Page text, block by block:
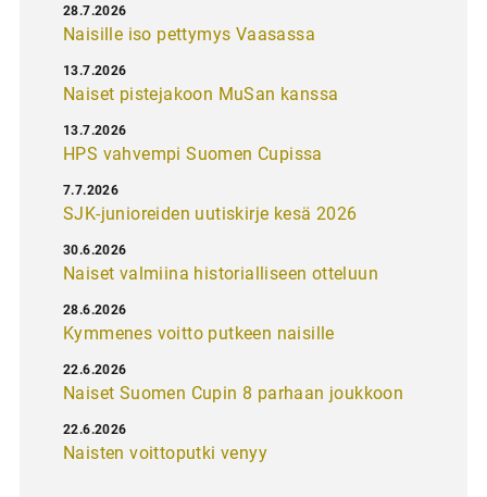
Naisille iso pettymys Vaasassa
28.7.2026
Naiset pistejakoon MuSan kanssa
13.7.2026
HPS vahvempi Suomen Cupissa
13.7.2026
SJK-junioreiden uutiskirje kesä 2026
7.7.2026
Naiset valmiina historialliseen otteluun
30.6.2026
Kymmenes voitto putkeen naisille
28.6.2026
Naiset Suomen Cupin 8 parhaan joukkoon
22.6.2026
Naisten voittoputki venyy
22.6.2026